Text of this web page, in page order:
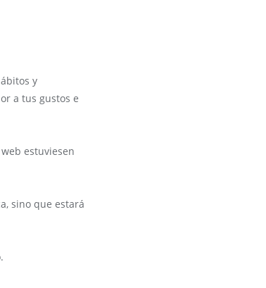
y
a tus gustos e
estuviesen
sino que estará